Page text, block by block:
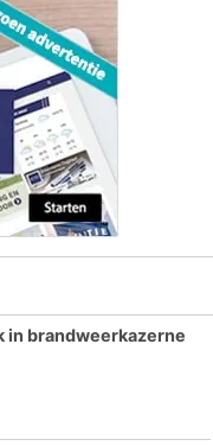
in brandweerkazerne